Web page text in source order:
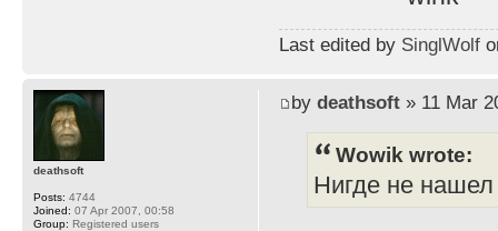
Last edited by SinglWolf
by deathsoft» 11 Mar
Wowik wrote:
Нигде не
deathsoft
Posts: 4744
Joined: 07 Apr 2007, 00:58
Group: Registered users